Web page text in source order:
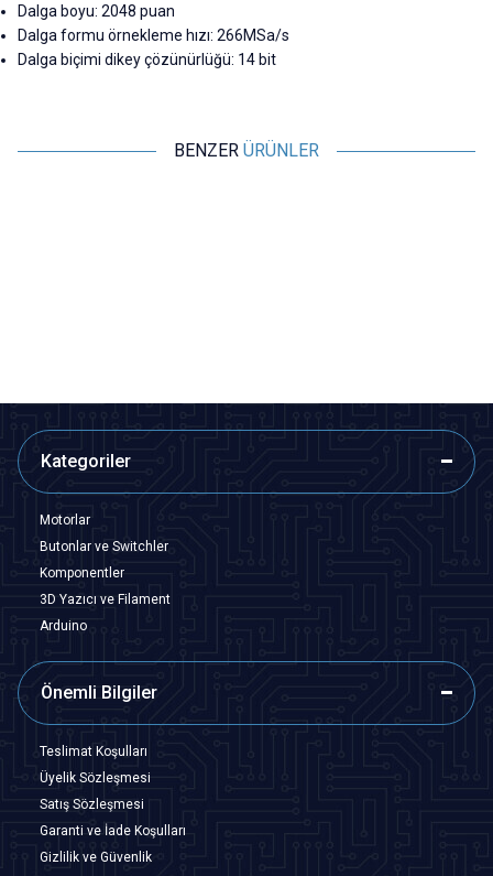
Dalga boyu: 2048 puan
Dalga formu örnekleme hızı: 266MSa/s
Dalga biçimi dikey çözünürlüğü: 14 bit
BENZER ÜRÜNLER
Kategoriler
Motorlar
Butonlar ve Switchler
Komponentler
3D Yazıcı ve Filament
Arduino
Önemli Bilgiler
Teslimat Koşulları
Üyelik Sözleşmesi
Satış Sözleşmesi
Garanti ve İade Koşulları
Gizlilik ve Güvenlik